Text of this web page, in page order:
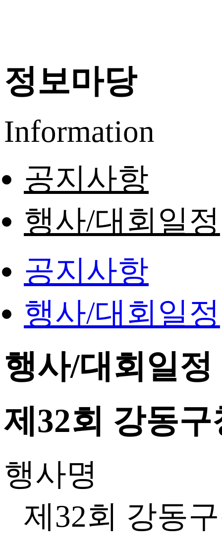
정보마당
Information
공지사항
행사/대회일정
공지사항
행사/대회일정
행사/대회일정
제32회 강동
행사명
제32회 강동